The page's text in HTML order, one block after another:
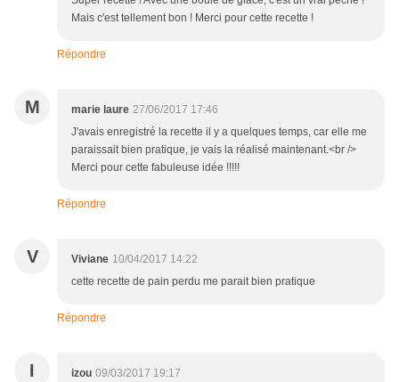
Mais c'est tellement bon ! Merci pour cette recette !
Répondre
M marie laure 27/06/2017 17:46
J'avais enregistré la recette il y a quelques temps, car elle me
paraissait bien pratique, je vais la réalisé maintenant.<br />
Merci pour cette fabuleuse idée !!!!!
Répondre
V Viviane 10/04/2017 14:22
cette recette de pain perdu me parait bien pratique
Répondre
I izou 09/03/2017 19:17